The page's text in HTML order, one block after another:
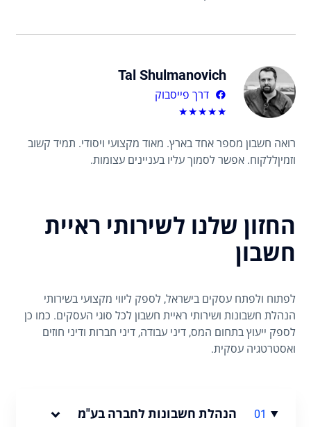
Tal Shulmanovich
דרך פייסבוק
★
★
★
★
★
רואה חשבון מספר אחד בארץ. מאוד מקצועי ויסודי. תמיד קשוב
וזמיןללקוח. אפשר לסמוך עליו בעניינים עצומות.
החזון שלנו לשירותי ראיית
חשבון
לפתוח ולפתח עסקים בישראל, לספק ליווי מקצועי בשירותי
הנהלת חשבונות ושירותי ראיית חשבון לכל סוגי העסקים. כמו כן
לספק ייעוץ בתחום המס, דיני עבודה, דיני חברות ודיני חוזים
ואסטרטגיה עסקית.
01 הנהלת חשבונות לחברה בע"מ